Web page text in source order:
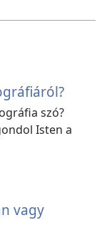
szó?
Isten a
vagy